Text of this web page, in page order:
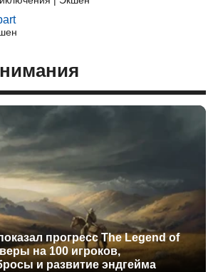
прогресс The Legend of
на 100 игроков,
и развитие эндгейма